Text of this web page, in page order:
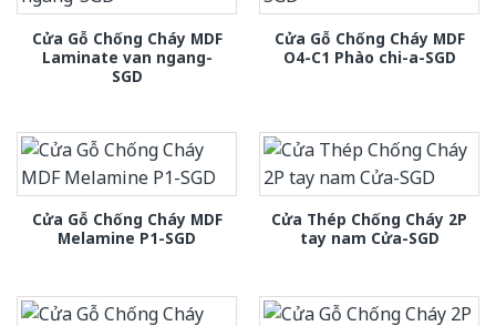
Cửa Gỗ Chống Cháy MDF
Laminate van ngang-
SGD
Cửa Gỗ Chống Cháy MDF
O4-C1 Phào chi-a-SGD
Cửa Gỗ Chống Cháy MDF
Melamine P1-SGD
Cửa Thép Chống Cháy 2P
tay nam Cửa-SGD